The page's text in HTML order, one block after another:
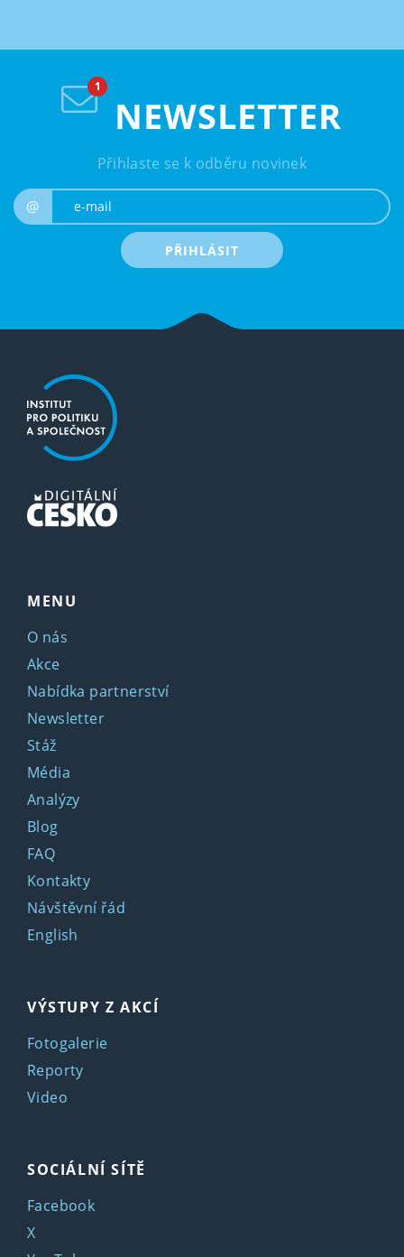
NEWSLETTER
Přihlaste se k odběru novinek
@
PŘIHLÁSIT
MENU
O nás
Akce
Nabídka partnerství
Newsletter
Stáž
Média
Analýzy
Blog
FAQ
Kontakty
Návštěvní řád
English
VÝSTUPY Z AKCÍ
Fotogalerie
Reporty
Video
SOCIÁLNÍ SÍTĚ
Facebook
X